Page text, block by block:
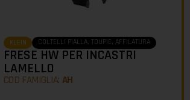
KLEIN COLTELLI PIALLA, TOUPIE, AFFILATURA
FRESE HW PER INCASTRI
LAMELLO
COD FAMIGLIA: AH